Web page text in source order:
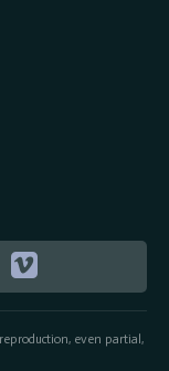
even partial,